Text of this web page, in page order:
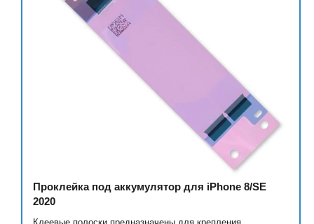
Проклейка под аккумулятор для iPhone 8/SE
2020